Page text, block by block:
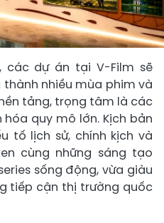
các dự án tại V-Film sẽ
nhiều mùa phim và
tảng, trọng tâm là các
quy mô lớn. Kịch bản
tố lịch sử, chính kịch và
cùng những sáng tạo
sống động, vừa giàu
tiếp cận thị trường quốc